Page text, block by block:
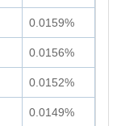
0.0159%
0.0156%
0.0152%
0.0149%